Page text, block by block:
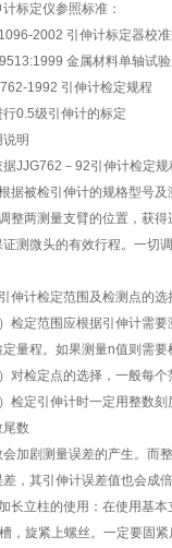
计标定仪参照标准：
2002 引伸计标定器校
金属材料单轴试
1992 引伸计检定规程
行0.5级引伸计的标定
明
据JJG762－92引伸计检定规
据被检引伸计的规格型号及
整两测量支臂的位置，获
证测微头的有效行程。一切
伸计检定范围及检测点的选
）检定范围应根据引伸计需
定量程。如果测量n值则需要
）对检定点的选择，一般每
）检定引伸计时一定用整数
尾数
会加剧测量误差的产生。而
差，其引伸计误差值也会成
长立柱的使用：在使用基
，旋紧上螺丝。一定要固紧